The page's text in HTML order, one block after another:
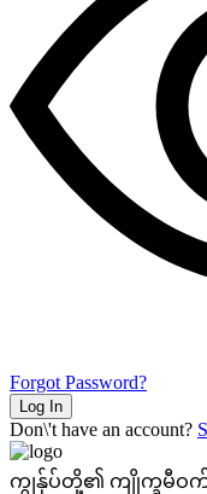
Forgot Password?
Log In
Don\'t have an account?
ကျွန်ုပ်တို့၏ ကျိုက္ခမီ